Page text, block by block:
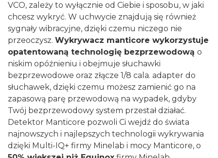
VCO, zależy to wyłącznie od Ciebie i sposobu, w jaki
chcesz wykryć. W uchwycie znajdują się również
sygnały wibracyjne, dzięki czemu niczego nie
przeoczysz. Wykrywacz manticore wykorzystuje
opatentowaną technologię bezprzewodową o
niskim opóźnieniu i obejmuje słuchawki
bezprzewodowe oraz złącze 1/8 cala. adapter do
słuchawek, dzięki czemu możesz zamienić go na
zapasową parę przewodową na wypadek, gdyby
Twój bezprzewodowy system przestał działać.
Detektor Manticore pozwoli Ci wejdź do świata
najnowszych i najlepszych technologii wykrywania
dzięki Multi-IQ+ firmy Minelab i mocy Manticore, o